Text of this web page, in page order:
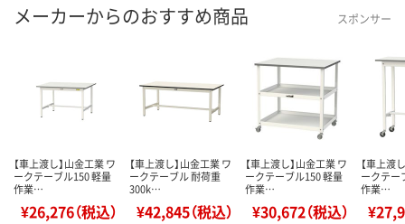
メーカーからのおすすめ商品 スポンサー
【車上渡し】山金工業 ワ
ークテーブル150 軽量
作業…
¥26,276（税込）
【車上渡し】山金工業 ワ
ークテーブル 耐荷重
300k…
¥42,845（税込）
【車上渡し】山金工業 ワ
ークテーブル150 軽量
作業…
¥30,672（税込）
【車上渡
ークテー
作業…